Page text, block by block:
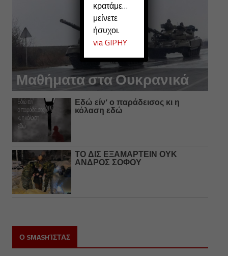
Μαθήματα στα Ουκρανικά
Εδώ είν’ ο παράδεισος κι η
κόλαση εδώ
ΤΟ ΔΙΣ ΕΞΑΜΑΡΤΕΙΝ ΟΥΚ
ΑΝΔΡΟΣ ΣΟΦΟΥ
Ο SMASHΊΣΤΑΣ
κρατάμε…
μείνετε
ήσυχοι.
via GIPHY